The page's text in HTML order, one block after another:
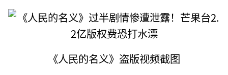
《人民的名义》盗版视频截图